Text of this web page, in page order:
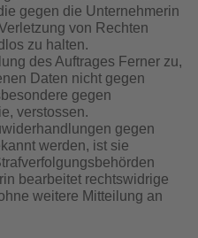
gegen die Unternehmerin
von Rechten
zu halten.
des Auftrages Ferner zu,
Daten nicht gegen
gegen
verstossen.
gegen
werden, ist sie
bearbeitet rechtswidrige
weitere Mitteilung an